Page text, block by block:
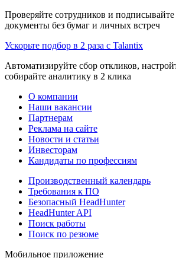
Проверяйте сотрудников и
документы без бумаг и личных встреч
Ускорьте подбор в 2 раза с Talantix
Автоматизируйте сбор откликов,
собирайте аналитику в 2 клика
О компании
Наши вакансии
Партнерам
Реклама на сайте
Новости и статьи
Инвесторам
Кандидаты по профессиям
Производственный календарь
Требования к ПО
Безопасный HeadHunter
HeadHunter API
Поиск работы
Поиск по резюме
Мобильное приложение